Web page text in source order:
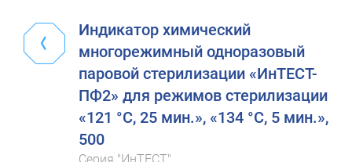
Индикатор химический
многорежимный одноразовый
паровой стерилизации «ИнТЕСТ-
ПФ2» для режимов стерилизации
«121 °C, 25 мин.», «134 °C, 5 мин.»,
500